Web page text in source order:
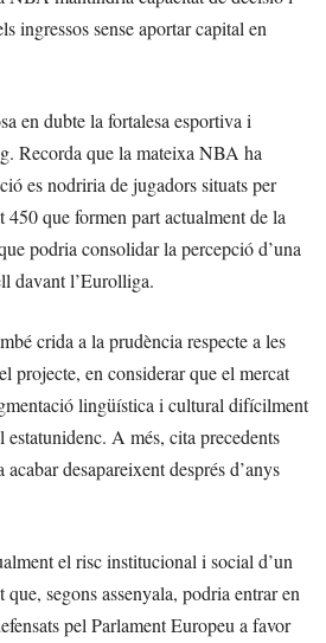
ingressos sense aportar capital en
en dubte la fortalesa esportiva i
Recorda que la mateixa NBA ha
es nodriria de jugadors situats per
450 que formen part actualment de la
podria consolidar la percepció d’una
davant l’Eurolliga.
crida a la prudència respecte a les
projecte, en considerar que el mercat
lingüística i cultural difícilment
A més, cita precedents
desapareixent després d’anys
el risc institucional i social d’un
segons assenyala, podria entrar en
pel Parlament Europeu a favor